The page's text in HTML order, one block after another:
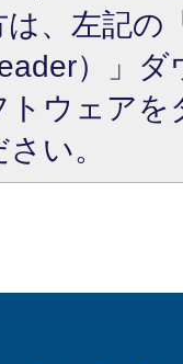
、左記の
）」
ウェア
い。